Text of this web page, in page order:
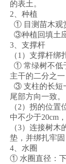
的表土。
2、种植
① 目测苗木观
③种植回填土
3、支撑杆
（1）支撑杆绑
① 常绿树不低
主干的二分之一
③ 支柱的长短
尾部方向一致。
（2）拐的位
中不少于20cm
（3）连接树
垫，并绑扎牢固
4、水圈
① 水圈直径：